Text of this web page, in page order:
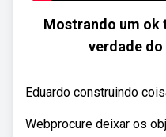
Mostrando um ok
verdade
Eduardo construindo
Webprocure deixar os